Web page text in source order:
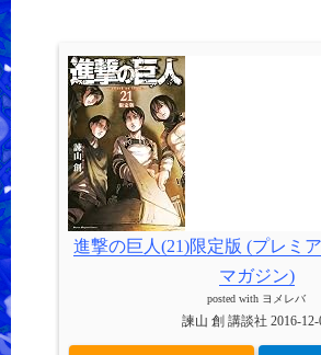
進撃の巨人(21)限定版 (プレミ
マガジン)
posted with ヨメレバ
諫山 創 講談社 2016-12-